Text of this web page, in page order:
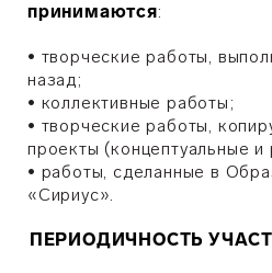
принимаются:
• творческие работы,
назад;
• коллективные работы;
• творческие работы,
проекты (концептуальные и
• работы, сделанные в
«Сириус».
ПЕРИОДИЧНОСТЬ